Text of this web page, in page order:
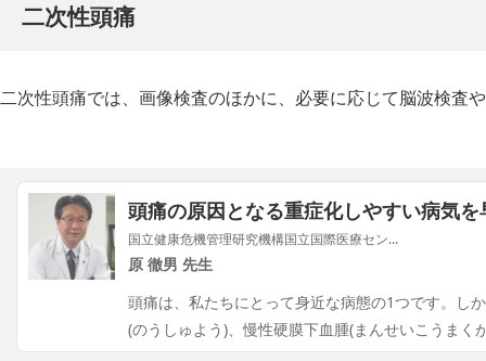
二次性頭痛
二次性頭痛では、画像検査のほかに、必要に応じて脳波検査
頭痛の原因となる重症化しやすい病気
国立健康危機管理研究機構国立国際医療セン...
原 徹男 先生
頭痛は、私たちにとって身近な病態の1つです。し
(のうしゅよう)、慢性硬膜下血腫(まんせいこうまく